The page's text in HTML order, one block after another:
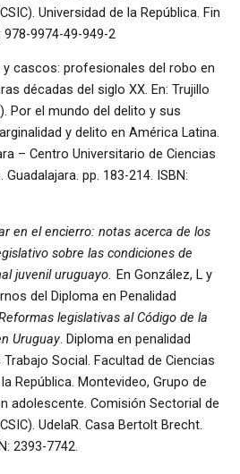
Universidad de la República. Fin
978-9974-49-949-2
y cascos: profesionales del robo en
décadas del siglo XX. En: Trujillo
Por el mundo del delito y sus
y delito en América Latina.
– Centro Universitario de Ciencias
pp. 183-214. ISBN:
en el encierro: notas acerca de los
sobre las condiciones de
juvenil uruguayo. En González, L y
del Diploma en Penalidad
legislativas al Código de la
Uruguay. Diploma en penalidad
Social. Facultad de Ciencias
República. Montevideo, Grupo de
adolescente. Comisión Sectorial de
UdelaR. Casa Bertolt Brecht.
2393-7742.